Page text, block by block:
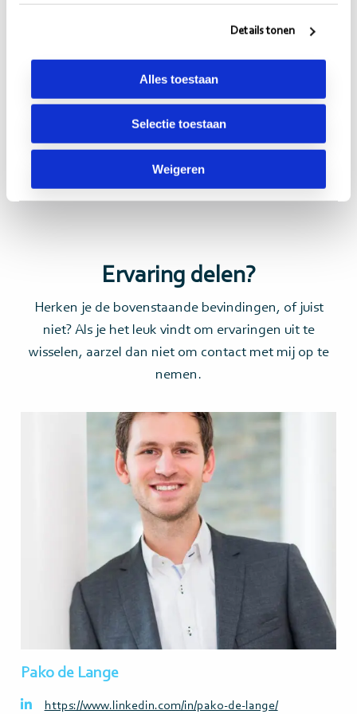
Details tonen
Alles toestaan
Selectie toestaan
Weigeren
strategische kaders stabiel zijn. Het inrichten van
nieuwe rapportages kost namelijk tijd. Ook wordt
sturing op basis van deze rapportages effectiever
wanneer routine en historisch besef zijn
opgebouwd. Koerswijzigingen zijn daarom minder
welkom in deze context.
Ervaring delen?
Herken je de bovenstaande bevindingen, of juist
niet? Als je het leuk vindt om ervaringen uit te
wisselen, aarzel dan niet om contact met mij op te
nemen.
Pako de Lange
https://www.linkedin.com/in/pako-de-lange/